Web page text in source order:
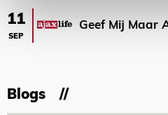
11
SEP
Geef Mij Maar
Blogs